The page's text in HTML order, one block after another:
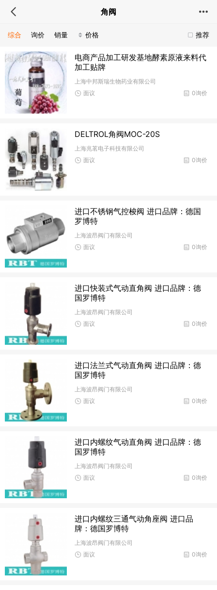
角阀
推荐
综合 询价 销量 价格
电商产品加工研发基地酵素原液来料代
加工贴牌
上海中邦斯瑞生物药业有限公司
0询价
面议
DELTROL角阀MOC-20S​
上海兆茗电子科技有限公司
0询价
面议
进口不锈钢气控梭阀 进口品牌：德国
罗博特
上海波昂阀门有限公司
0询价
面议
进口快装式气动直角阀 进口品牌：德
国罗博特
上海波昂阀门有限公司
0询价
面议
进口法兰式气动直角阀 进口品牌：德
国罗博特
上海波昂阀门有限公司
0询价
面议
进口内螺纹气动直角阀 进口品牌：德
国罗博特
上海波昂阀门有限公司
0询价
面议
进口内螺纹三通气动角座阀 进口品
牌：德国罗博特
上海波昂阀门有限公司
0询价
面议